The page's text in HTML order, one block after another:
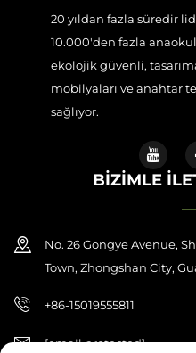
20 yıldan fazla süredir
10.000'den fazla
ekolojik güvenli,
mobilyaları ve anahtar
sağlıyor.
BIZIMLE
No. 26 Gongye Avenue,
Town, Zhongshan City,
+86-15019555811
[email protected]